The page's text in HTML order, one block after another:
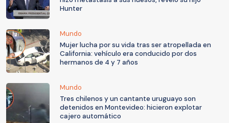
Hunter
Mundo
Mujer lucha por su vida tras ser atropellada en
California: vehículo era conducido por dos
hermanos de 4 y 7 años
Mundo
Tres chilenos y un cantante uruguayo son
detenidos en Montevideo: hicieron explotar
cajero automático